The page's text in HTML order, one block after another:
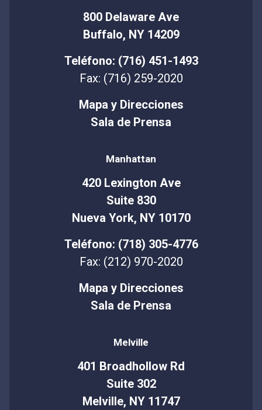
800 Delaware Ave
Buffalo, NY 14209
Teléfono: (716) 451-1493
Fax: (716) 259-2020
Mapa y Direcciones
Sala de Prensa
Manhattan
420 Lexington Ave
Suite 830
Nueva York, NY 10170
Teléfono: (718) 305-4776
Fax: (212) 970-2020
Mapa y Direcciones
Sala de Prensa
Melville
401 Broadhollow Rd
Suite 302
Melville, NY 11747